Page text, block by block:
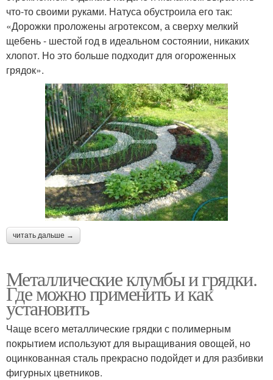
что-то своими руками. Натуса обустроила его так:
«Дорожки проложены агротексом, а сверху мелкий
щебень - шестой год в идеальном состоянии, никаких
хлопот. Но это больше подходит для огороженных
грядок».
читать дальше →
Металлические клумбы и грядки.
Где можно применить и как
установить
Чаще всего металлические грядки с полимерным
покрытием используют для выращивания овощей, но
оцинкованная сталь прекрасно подойдет и для разбивки
фигурных цветников.